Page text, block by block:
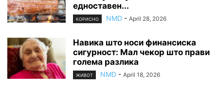
едноставен...
КОРИСНО NMD - April 28, 2026
Навика што носи финансиска
сигурност: Мал чекор што прави
голема разлика
ЖИВОТ NMD - April 18, 2026